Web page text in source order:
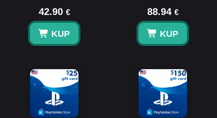
42.90 €
KUP
88.94 €
KUP